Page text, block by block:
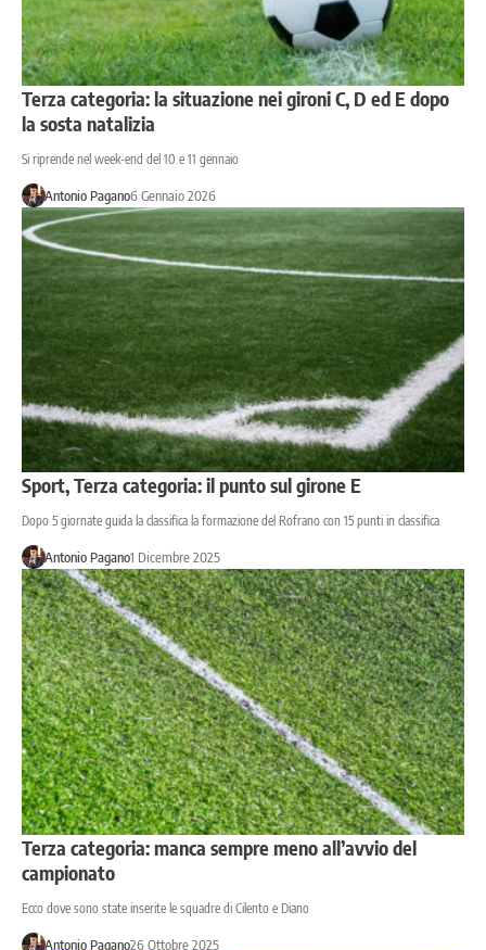
Terza categoria: la situazione nei gironi C, D ed E dopo
la sosta natalizia
Si riprende nel week-end del 10 e 11 gennaio
Antonio Pagano6 Gennaio 2026
Sport, Terza categoria: il punto sul girone E
Dopo 5 giornate guida la classifica la formazione del Rofrano con 15 punti in classifica
Antonio Pagano1 Dicembre 2025
Terza categoria: manca sempre meno all’avvio del
campionato
Ecco dove sono state inserite le squadre di Cilento e Diano
Antonio Pagano26 Ottobre 2025